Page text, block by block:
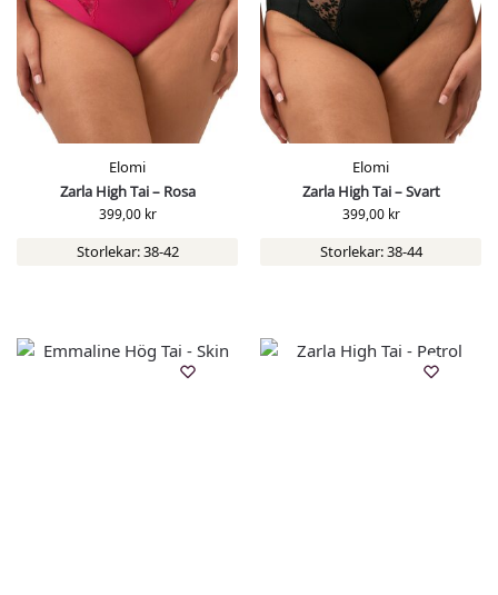
Elomi
Zarla High Tai – Rosa
399,00 kr
Storlekar: 38-42
Elomi
Zarla High Tai – Svart
399,00 kr
Storlekar: 38-44